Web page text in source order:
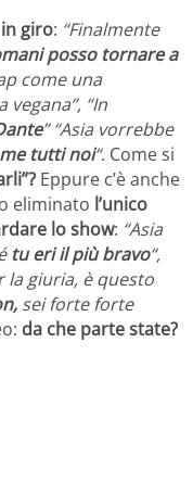
giro: “Finalmente
posso tornare a
come una
“In
” “Asia vorrebbe
tutti noi“. Come si
Eppure c’è anche
eliminato l’unico
lo show: “Asia
tu eri il più bravo“,
giuria, è questo
sei forte forte
da che parte state?